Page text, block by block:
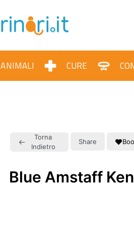
ANIMALI CURE
Torna
Indietro
Share
Blue Amstaff